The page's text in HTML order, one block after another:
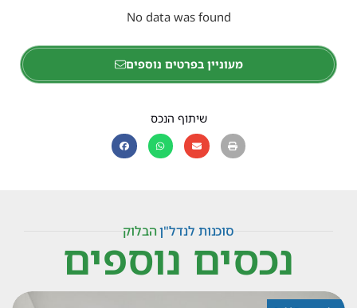
No data was found
מעוניין בפרטים נוספים
שיתוף הנכס
הבלוקסוכנות לנדל"ן
נכסים נוספים